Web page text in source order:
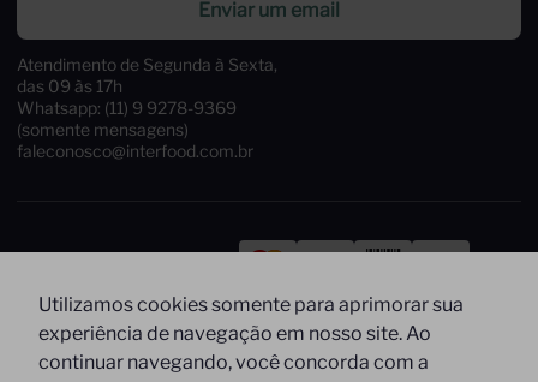
Utilizamos cookies somente para aprimorar sua
experiência de navegação em nosso site. Ao
continuar navegando, você concorda com a
Enviar um email
Atendimento de Segunda à Sexta,
das 09 às 17h
Whatsapp: (11) 9 9278-9369
(somente mensagens)
faleconosco@interfood.com.br
Segurança